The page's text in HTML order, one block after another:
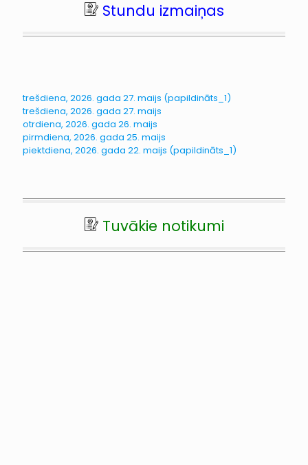
Stundu izmaiņas
trešdiena, 2026. gada 27. maijs (papildināts_1)
trešdiena, 2026. gada 27. maijs
otrdiena, 2026. gada 26. maijs
pirmdiena, 2026. gada 25. maijs
piektdiena, 2026. gada 22. maijs (papildināts_1)
Tuvākie notikumi